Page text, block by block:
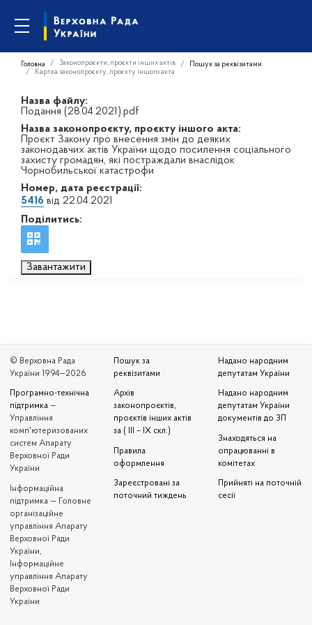
Головна Законопроєкти, проєкти інших актів
Пошук за реквізитами
Картка законопроєкту, проєкту іншого акта
Назва файлу:
Подання (28.04.2021).pdf
Назва законопроєкту, проєкту іншого акта:
Проєкт Закону про внесення змін до деяких
законодавчих актів України щодо посилення соціального
захисту громадян, які постраждали внаслідок
Чорнобильської катастрофи
Номер, дата реєстрації:
5416 від 22.04.2021
Поділитись:
Завантажити
© Верховна Рада
України 1994—2026
Програмно-технічна
підтримка —
Управління
комп'ютеризованих
систем Апарату
Верховної Ради
України
Iнформаційна
підтримка — Головне
організаційне
управління Апарату
Верховної Ради
України,
Інформаційне
управління Апарату
Верховної Ради
України
Пошук за
реквізитами
Архів
законопроєктів,
проєктів інших актів
за ( III – IX скл.)
Правила
оформлення
Зареєстровані за
поточний тиждень
Надано народним
депутатам України
Надано народним
депутатам України
документів до ЗП
Знаходяться на
опрацюванні в
комітетах
Прийняті на поточній
сесії